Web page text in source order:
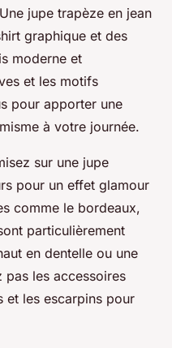
jupe trapèze en jean
graphique et des
moderne et
et les motifs
pour apporter une
à votre journée.
sur une jupe
pour un effet glamour
comme le bordeaux,
particulièrement
en dentelle ou une
les accessoires
et les escarpins pour